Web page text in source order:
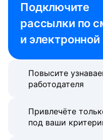
Подключите
рассылки по
и электронной
Повысите
работодателя
Привлечёте
под ваши